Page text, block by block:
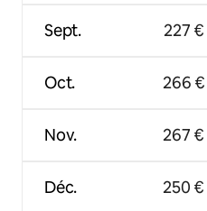
Sept.
Oct.
Nov.
Déc.
227 €
266 €
267 €
250 €